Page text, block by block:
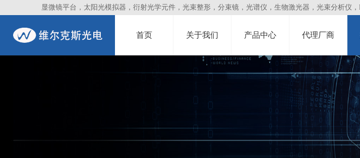
显微镜平台，太阳光模拟器，衍射光学元件，光束整形，分束镜，光谱仪，生物激光器，光束分析仪，
首页 关于我们 产品中心 代理厂商